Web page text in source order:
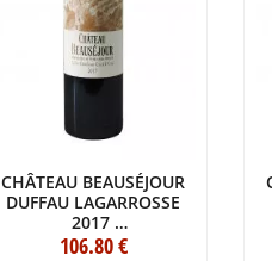
CHÂTEAU BEAUSÉJOUR
DUFFAU LAGARROSSE
2017
BOUTEILLE (75CL)
106.80€